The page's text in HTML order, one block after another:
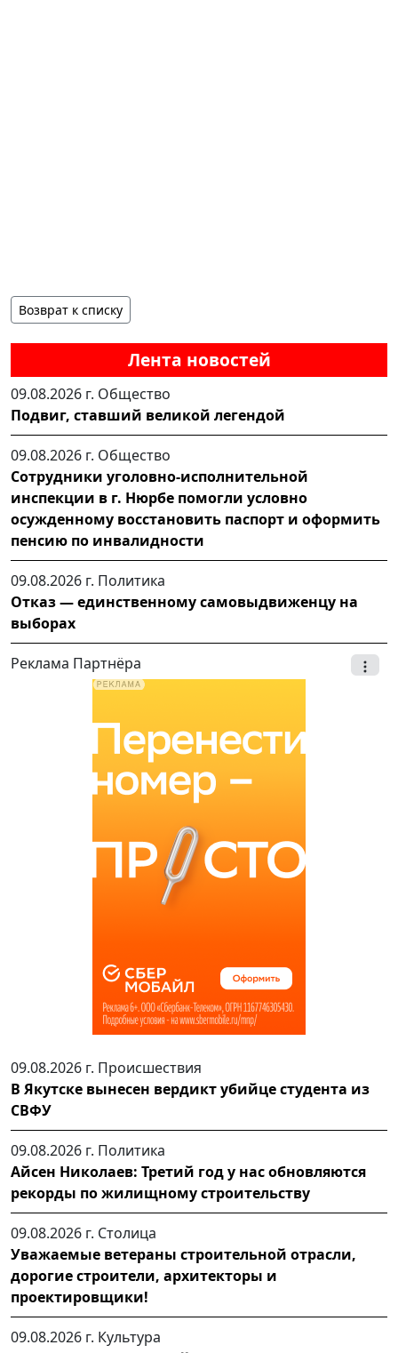
Лента новостей
09.08.2026 г. Общество
Подвиг, ставший великой легендой
09.08.2026 г. Общество
Сотрудники уголовно-исполнительной
инспекции в г. Нюрбе помогли условно
осужденному восстановить паспорт и оформить
пенсию по инвалидности
09.08.2026 г. Политика
Отказ — единственному самовыдвиженцу на
выборах
Реклама Партнёра
09.08.2026 г. Происшествия
В Якутске вынесен вердикт убийце студента из
СВФУ
09.08.2026 г. Политика
Айсен Николаев: Третий год у нас обновляются
рекорды по жилищному строительству
09.08.2026 г. Столица
Уважаемые ветераны строительной отрасли,
дорогие строители, архитекторы и
проектировщики!
09.08.2026 г. Культура
Возврат к списку